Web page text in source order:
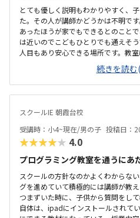
とても優しく説明もわかりやすく、
た。その人が講師かどうかは不明で
あったほうが家でもできるとのこと
は近いのでこどもひとりでも通えそ
人目もあり安心できる場所です。教
しているとのことで塾の方の教室は
感じでした。週1で15,000円は高い
増やしてもらうか、下げてもらえる
はとても説明がわかりやすく、こど
続きを読む
スクールIE 朝霞台校
受講時：小4~現在/男の子 投稿日：
★★★★★ 4.0
プログラミング教室を通うにあ
スクールの方針なのかよくわからな
グを進めていて積極的には講師が教
つまずいた時に、子供から質問をし
自体は、ipadにインストールされて